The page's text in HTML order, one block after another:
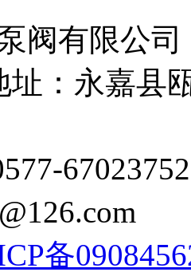
阀有限公司
址：永嘉县
备